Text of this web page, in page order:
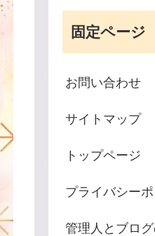
固定ページ
お問い合わせ
サイトマップ
トップページ
プライバシー
管理人とブロ